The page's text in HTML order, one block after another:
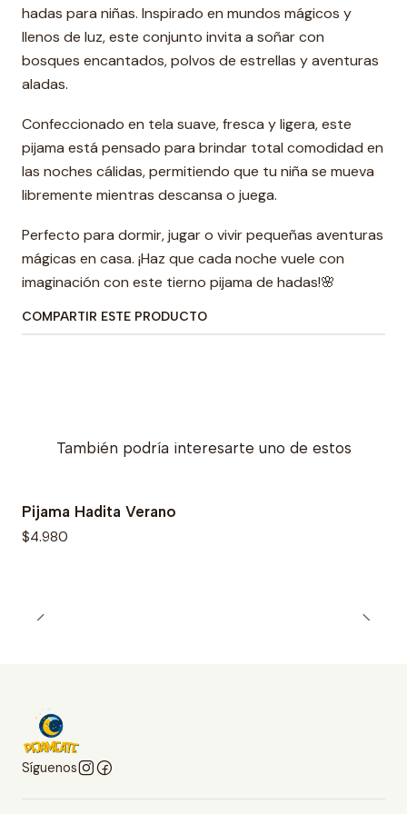
hadas para niñas. Inspirado en mundos mágicos y
llenos de luz, este conjunto invita a soñar con
bosques encantados, polvos de estrellas y aventuras
aladas.
Confeccionado en tela suave, fresca y ligera, este
pijama está pensado para brindar total comodidad en
las noches cálidas, permitiendo que tu niña se mueva
libremente mientras descansa o juega.
Perfecto para dormir, jugar o vivir pequeñas aventuras
mágicas en casa. ¡Haz que cada noche vuele con
imaginación con este tierno pijama de hadas!🌸
COMPARTIR ESTE PRODUCTO
También podría interesarte uno de estos
Pijama Hadita Verano
$4.980
Síguenos